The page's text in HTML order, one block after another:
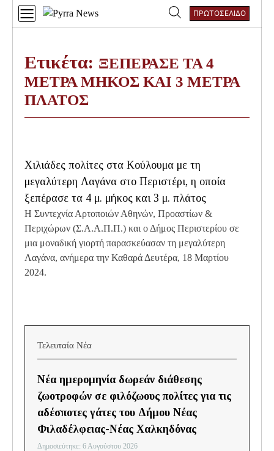
Αναζήτηση
ΠΡΩΤΟΣΕΛΙΔΟ
Ετικέτα: ΞΕΠΕΡΑΣΕ ΤΑ 4
ΜΕΤΡΑ ΜΗΚΟΣ ΚΑΙ 3 ΜΕΤΡΑ
ΠΛΑΤΟΣ
Χιλιάδες πολίτες στα Κούλουμα με τη
μεγαλύτερη Λαγάνα στο Περιστέρι, η οποία
ξεπέρασε τα 4 μ. μήκος και 3 μ. πλάτος
Η Συντεχνία Αρτοποιών Αθηνών, Προαστίων &
Περιχώρων (Σ.Α.Α.Π.Π.) και ο Δήμος Περιστερίου σε
μια μοναδική γιορτή παρασκεύασαν τη μεγαλύτερη
Λαγάνα, ανήμερα την Καθαρά Δευτέρα, 18 Μαρτίου
2024.
Τελευταία Νέα
Νέα ημερομηνία δωρεάν διάθεσης
ζωοτροφών σε φιλόζωους πολίτες για τις
αδέσποτες γάτες του Δήμου Νέας
Φιλαδέλφειας-Νέας Χαλκηδόνας
Δημοσιεύτηκε: 6 Αυγούστου 2026